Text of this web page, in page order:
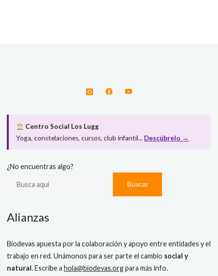
Centro Social Los Lugg
Yoga, constelaciones, cursos, club infantil... Descúbrelo →
¿No encuentras algo?
Buscar
Alianzas
Biodevas apuesta por la colaboración y apoyo entre entidades y el
trabajo en red. Unámonos para ser parte el cambio social y
natural. Escribe ahola@biodevas.orgpara más info.